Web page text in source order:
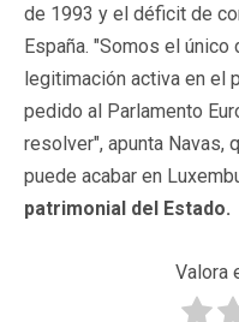
de 1993 y el déficit de
España. "Somos el
legitimación activa en el
pedido al Parlamento
resolver", apunta Navas,
puede acabar en
patrimonial del Estado.
Valora